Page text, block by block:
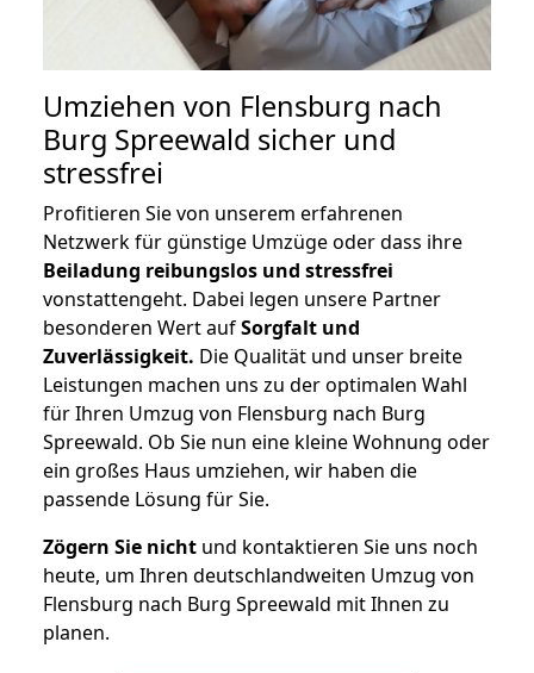
Umziehen von Flensburg nach
Burg Spreewald sicher und
stressfrei
Profitieren Sie von unserem erfahrenen
Netzwerk für günstige Umzüge oder dass ihre
Beiladung reibungslos und stressfrei
vonstattengeht. Dabei legen unsere Partner
besonderen Wert aufSorgfalt und
Zuverlässigkeit. Die Qualität und unser breite
Leistungen machen uns zu der optimalen Wahl
für Ihren Umzug von Flensburg nach Burg
Spreewald. Ob Sie nun eine kleine Wohnung oder
ein großes Haus umziehen, wir haben die
passende Lösung für Sie.
Zögern Sie nicht und kontaktieren Sie uns noch
heute, um Ihren deutschlandweiten Umzug von
Flensburg nach Burg Spreewald mit Ihnen zu
planen.